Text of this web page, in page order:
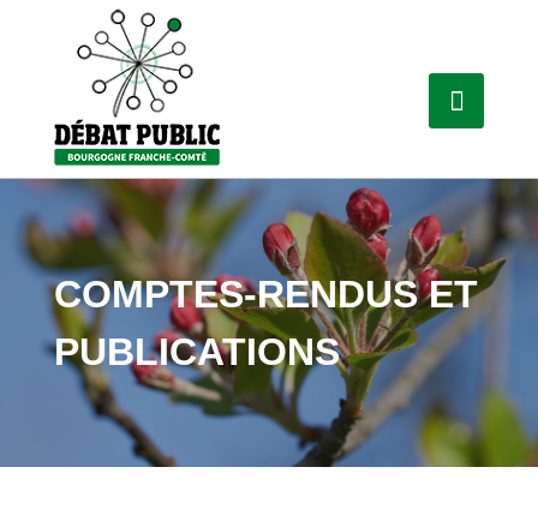
COMPTES-RENDUS ET
PUBLICATIONS